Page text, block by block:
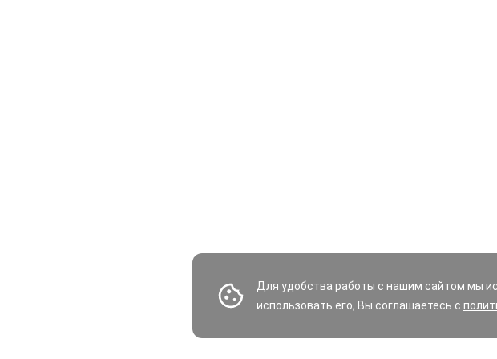
Для удобства работы с нашим сайтом мы
использовать его, Вы соглашаетесь с